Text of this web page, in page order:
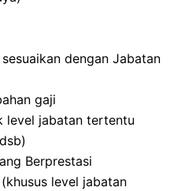
dengan Jabatan
gaji
level jabatan tertentu
Berprestasi
level jabatan